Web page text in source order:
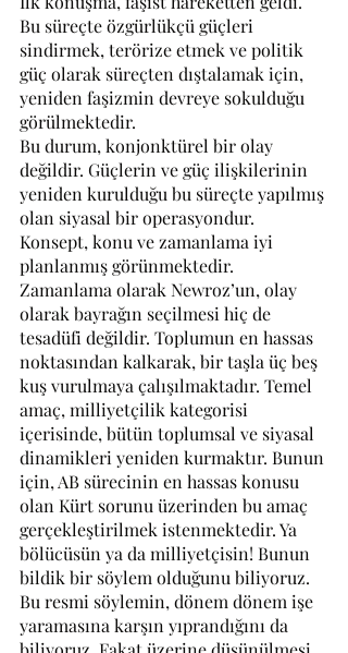
Bu süreçte özgürlükçü güçleri
sindirmek, terörize etmek ve politik
güç olarak süreçten dıştalamak için,
yeniden faşizmin devreye sokulduğu
görülmektedir.
Bu durum, konjonktürel bir olay
değildir. Güçlerin ve güç ilişkilerinin
yeniden kurulduğu bu süreçte yapılmış
olan siyasal bir operasyondur.
Konsept, konu ve zamanlama iyi
planlanmış görünmektedir.
Zamanlama olarak Newroz’un, olay
olarak bayrağın seçilmesi hiç de
tesadüfi değildir. Toplumun en hassas
noktasından kalkarak, bir taşla üç beş
kuş vurulmaya çalışılmaktadır. Temel
amaç, milliyetçilik kategorisi
içerisinde, bütün toplumsal ve siyasal
dinamikleri yeniden kurmaktır. Bunun
için, AB sürecinin en hassas konusu
olan Kürt sorunu üzerinden bu amaç
gerçekleştirilmek istenmektedir. Ya
bölücüsün ya da milliyetçisin! Bunun
bildik bir söylem olduğunu biliyoruz.
Bu resmi söylemin, dönem dönem işe
yaramasına karşın yıprandığını da